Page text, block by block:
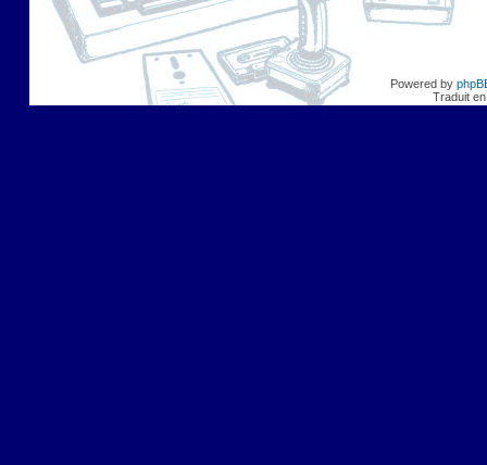
Powered by
Traduit